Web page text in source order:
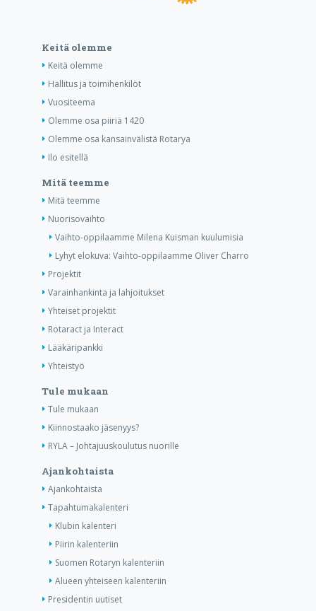
Keitä olemme
Keitä olemme
Hallitus ja toimihenkilöt
Vuositeema
Olemme osa piiriä 1420
Olemme osa kansainvälistä Rotarya
Ilo esitellä
Mitä teemme
Mitä teemme
Nuorisovaihto
Vaihto-oppilaamme Milena Kuisman kuulumisia
Lyhyt elokuva: Vaihto-oppilaamme Oliver Charro
Projektit
Varainhankinta ja lahjoitukset
Yhteiset projektit
Rotaract ja Interact
Lääkäripankki
Yhteistyö
Tule mukaan
Tule mukaan
Kiinnostaako jäsenyys?
RYLA – Johtajuuskoulutus nuorille
Ajankohtaista
Ajankohtaista
Tapahtumakalenteri
Klubin kalenteri
Piirin kalenteriin
Suomen Rotaryn kalenteriin
Alueen yhteiseen kalenteriin
Presidentin uutiset